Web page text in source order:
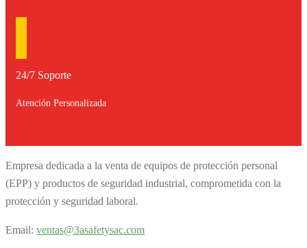
24/7 Soporte
Atención Personalizada
Empresa dedicada a la venta de equipos de protección personal
(EPP) y productos de seguridad industrial, comprometida con la
protección y seguridad laboral.
Email: ventas@3asafetysac.com